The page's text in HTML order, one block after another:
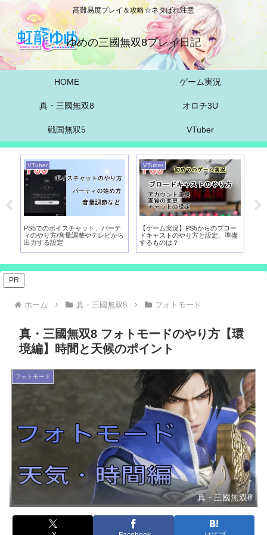
高難易度プレイ＆攻略☆ネタばれ注意
ゆめの三國無双8プレイ日記
HOME ゲーム実況
真・三國無双8 オロチ3U
戦国無双5 VTuber
VTuber
PS5でのボイスチャット、パーテ
ィのやり方/音量調整やテレビから
出力する設定
VTuber
【ゲーム実況】PS5からのブロー
ドキャストのやり方と設定、準備
するものは？
PR
ホーム 真・三國無双8 フォトモード
真・三國無双8 フォトモードのやり方【環
境編】時間と天候のポイント
フォトモード
真・三國無双8